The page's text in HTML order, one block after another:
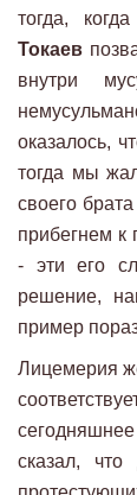
тогда,
Токаев
внутри
оказалось,
тогда мы
своего
прибегнем к
- эти его
решение,
пример
Лицемерия
сказал, что